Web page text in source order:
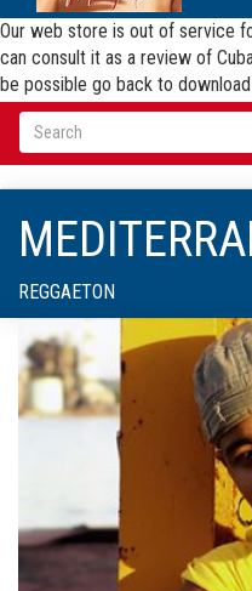
Our web store is out of service
can consult it as a review of
be possible go back to
REGGAETON